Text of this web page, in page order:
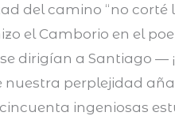
del camino “no
el Camborio en el
dirigían a Santiago —
perplejidad
ingeniosas